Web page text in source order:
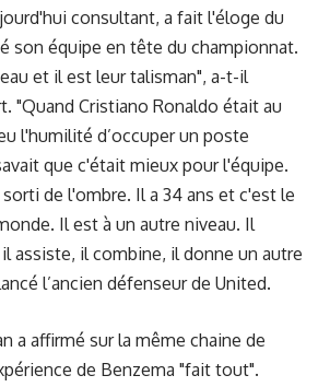
consultant, a fait l'éloge du
son équipe en tête du championnat.
et il est leur talisman", a-t-il
"Quand Cristiano Ronaldo était au
l'humilité d’occuper un poste
que c'était mieux pour l'équipe.
de l'ombre. Il a 34 ans et c'est le
Il est à un autre niveau. Il
assiste, il combine, il donne un autre
l’ancien défenseur de United.
a affirmé sur la même chaine de
de Benzema "fait tout".